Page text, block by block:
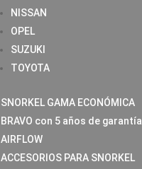
NISSAN
OPEL
SUZUKI
TOYOTA
SNORKEL GAMA ECONÓMICA
BRAVO con 5 años de garantía
AIRFLOW
ACCESORIOS PARA SNORKEL